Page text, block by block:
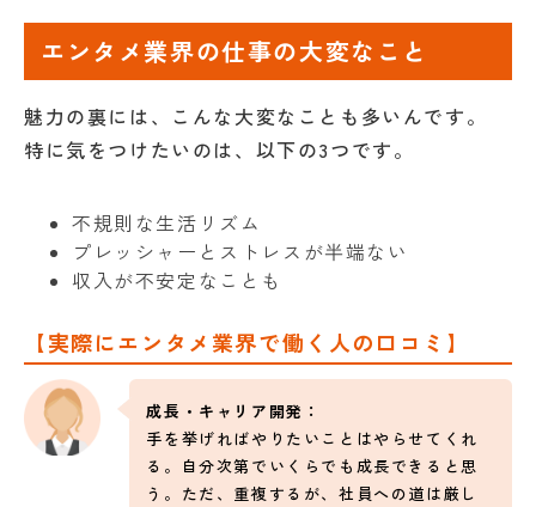
エンタメ業界の仕事の大変なこと
魅力の裏には、こんな大変なことも多いんです。
特に気をつけたいのは、以下の3つです。
不規則な生活リズム
プレッシャーとストレスが半端ない
収入が不安定なことも
【実際にエンタメ業界で働く人の口コミ】
成長・キャリア開発：
手を挙げればやりたいことはやらせてくれ
る。自分次第でいくらでも成長できると思
う。ただ、重複するが、社員への道は厳し